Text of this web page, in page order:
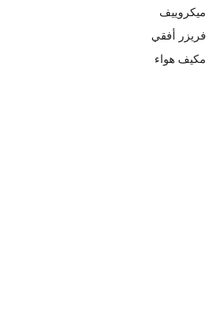
ميكروييف
فريزر أفقي
مكيف هواء